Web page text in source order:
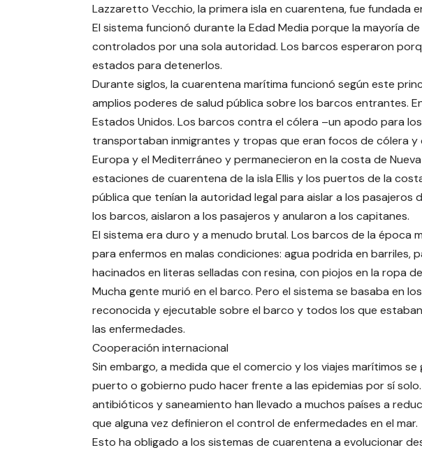
Lazzaretto Vecchio, la primera isla en cuarentena, fue fundada
El sistema funcionó durante la Edad Media porque la mayoría
controlados por una sola autoridad. Los barcos esperaron
estados para detenerlos.
Durante siglos, la cuarentena marítima funcionó según este
amplios poderes de salud pública sobre los barcos entrantes.
Estados Unidos. Los barcos contra el cólera –un apodo para
transportaban inmigrantes y tropas que eran focos de cólera
Europa y el Mediterráneo y permanecieron en la costa de
estaciones de cuarentena de la isla Ellis y los puertos de la
pública que tenían la autoridad legal para aislar a los
los barcos, aislaron a los pasajeros y anularon a los capitanes.
El sistema era duro y a menudo brutal. Los barcos de la época
para enfermos en malas condiciones: agua podrida en barriles,
hacinados en literas selladas con resina, con piojos en la ropa
Mucha gente murió en el barco. Pero el sistema se basaba en
reconocida y ejecutable sobre el barco y todos los que
las enfermedades.
Cooperación internacional
Sin embargo, a medida que el comercio y los viajes marítimos
puerto o gobierno pudo hacer frente a las epidemias por sí
antibióticos y saneamiento han llevado a muchos países a
que alguna vez definieron el control de enfermedades en el mar.
Esto ha obligado a los sistemas de cuarentena a evolucionar